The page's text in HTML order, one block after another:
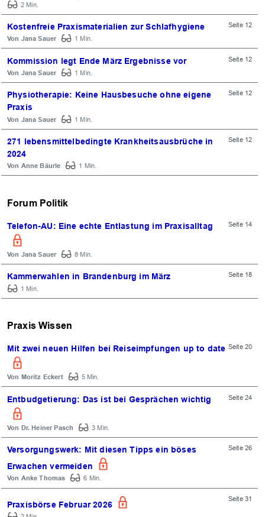
2 Min.
Kostenfreie Praxismaterialien zur Schlafhygiene Seite 12
Jana Sauer 1 Min.
Kommission legt Ende März Ergebnisse vor Seite 12
Jana Sauer 1 Min.
Physiotherapie: Keine Hausbesuche ohne eigene
Praxis
Seite 12
Jana Sauer 1 Min.
271 lebensmittelbedingte Krankheitsausbrüche in
2024
Seite 12
Anne Bäurle 1 Min.
Forum Politik
Telefon-AU: Eine echte Entlastung im Praxisalltag Seite 14
Jana Sauer 8 Min.
Kammerwahlen in Brandenburg im März
Seite 18
1 Min.
Praxis Wissen
Mit zwei neuen Hilfen bei Reiseimpfungen up to date Seite 20
Moritz Eckert 5 Min.
Entbudgetierung: Das ist bei Gesprächen wichtig Seite 24
Dr. Heiner Pasch 3 Min.
Versorgungswerk: Mit diesen Tipps ein böses
Erwachen vermeiden
Seite 26
Anke Thomas 6 Min.
Praxisbörse Februar 2026
Seite 31